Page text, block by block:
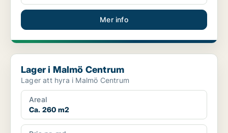
Mer info
Lager i Malmö Centrum
Lager i Malmö Centrum
Lager att hyra i Malmö Centrum
Areal
Ca. 260 m2